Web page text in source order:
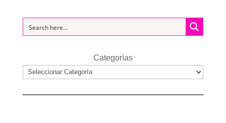
Categorías